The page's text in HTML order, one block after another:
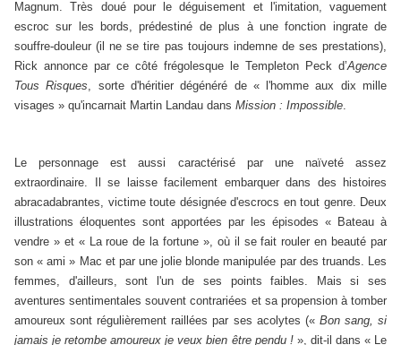
Magnum. Très doué pour le déguisement et l'imitation, vaguement
escroc sur les bords, prédestiné de plus à une fonction ingrate de
souffre-douleur (il ne se tire pas toujours indemne de ses prestations),
Rick annonce par ce côté frégolesque le Templeton Peck d’Agence
Tous Risques , sorte d'héritier dégénéré de « l'homme aux dix mille
visages » qu'incarnait Martin Landau dans Mission : Impossible
Le personnage est aussi caractérisé par une naïveté assez
extraordinaire. Il se laisse facilement embarquer dans des histoires
abracadabrantes, victime toute désignée d'escrocs en tout genre. Deux
illustrations éloquentes sont apportées par les épisodes « Bateau à
vendre » et « La roue de la fortune », où il se fait rouler en beauté par
son « ami » Mac et par une jolie blonde manipulée par des truands. Les
femmes, d'ailleurs, sont l'un de ses points faibles. Mais si ses
aventures sentimentales souvent contrariées et sa propension à tomber
amoureux sont régulièrement raillées par ses acolytes (« Bon sang, si
jamais je retombe amoureux je veux bien être pendu !», dit-il dans « Le